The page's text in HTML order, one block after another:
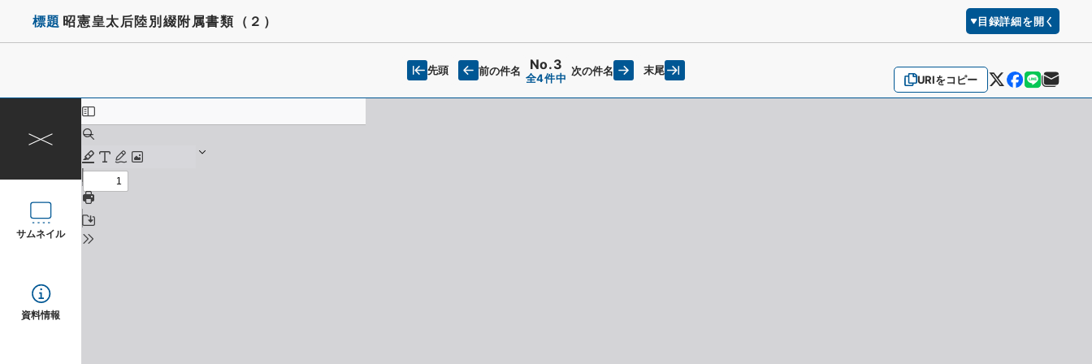
標題 昭憲皇太后陸別綴附属書類（２） 目録詳細を開く
URIをコピー
先頭 前の件名 No.3
全4件中
次の件名 末尾
サムネイル
資料情報